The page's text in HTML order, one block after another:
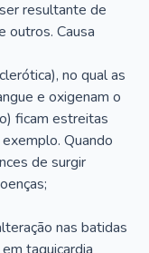
resultante de
outros. Causa
no qual as
e oxigenam o
ficam estreitas
Quando
de surgir
nas batidas